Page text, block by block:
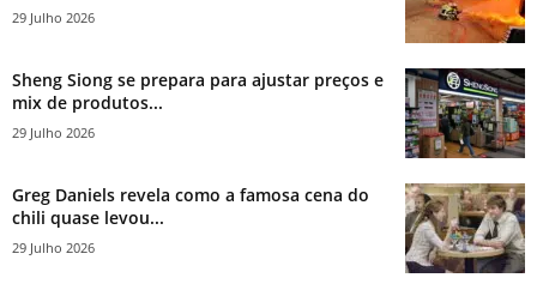
29 Julho 2026
Sheng Siong se prepara para ajustar preços e
mix de produtos...
29 Julho 2026
Greg Daniels revela como a famosa cena do
chili quase levou...
29 Julho 2026